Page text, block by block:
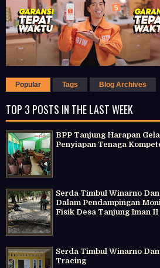
Popular Tags Blog Archives
TOP 3 POSTS IN THE LAST WEEK
BPP Tanjung Harapan
Penyiapan Tenaga
Serda Timbul Winarno
Dalam Pendampingan
Fisik Desa Tanjung Iman II
Serda Timbul Winarno
Tracing